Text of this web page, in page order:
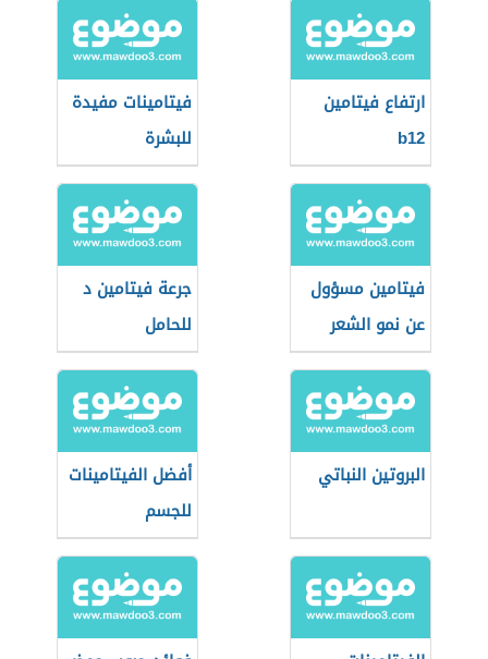
ارتفاع فيتامين
b12
فيتامينات مفيدة
للبشرة
فيتامين مسؤول
عن نمو الشعر
جرعة فيتامين د
للحامل
البروتين النباتي
أفضل الفيتامينات
للجسم